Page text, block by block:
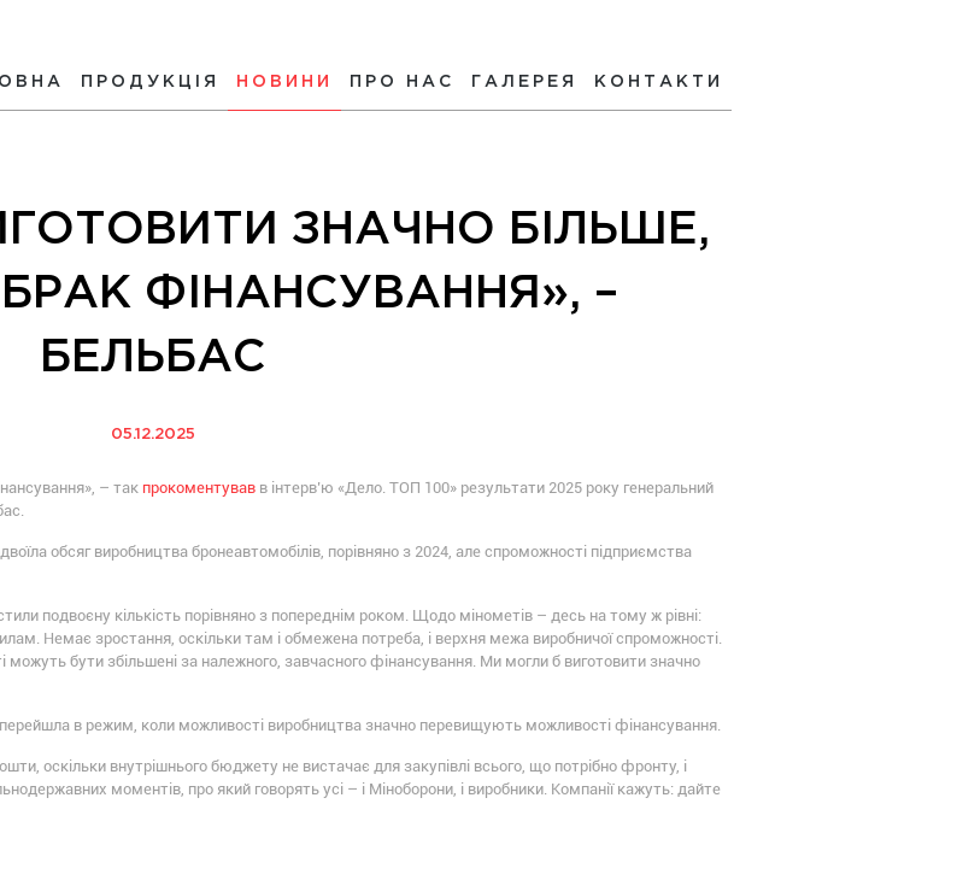
ПРОДУКЦІЯ НОВИНИ ПРО НАС ГАЛЕРЕЯ КОНТАКТИ
ЗНАЧНО БІЛЬШЕ,
ФІНАНСУВАННЯ», –
БЕЛЬБАС
05.12.2025
– так прокоментував в інтервʼю «Дело. ТОП 100» результати 2025 року генеральний
обсяг виробництва бронеавтомобілів, порівняно з 2024, але спроможності підприємства
подвоєну кількість порівняно з попереднім роком. Щодо мінометів – десь на тому ж рівні:
Немає зростання, оскільки там і обмежена потреба, і верхня межа виробничої спроможності.
бути збільшені за належного, завчасного фінансування. Ми могли б виготовити значно
перейшла в режим, коли можливості виробництва значно перевищують можливості фінансування.
оскільки внутрішнього бюджету не вистачає для закупівлі всього, що потрібно фронту, і
моментів, про який говорять усі – і Міноборони, і виробники. Компанії кажуть: дайте